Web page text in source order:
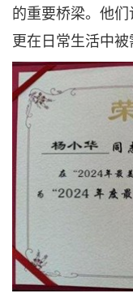
的重要桥梁。他们
更在日常生活中被